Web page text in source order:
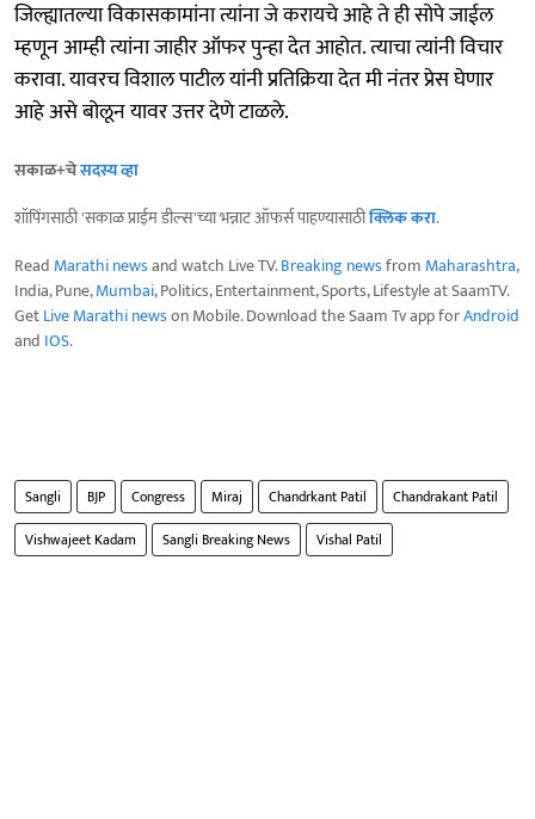
जिल्ह्यातल्या विकासकामांना त्यांना जे करायचे आहे ते ही सोपे जाईल
म्हणून आम्ही त्यांना जाहीर ऑफर पुन्हा देत आहोत. त्याचा त्यांनी विचार
करावा. यावरच विशाल पाटील यांनी प्रतिक्रिया देत मी नंतर प्रेस घेणार
आहे असे बोलून यावर उत्तर देणे टाळले.
सकाळ+चेसदस्य व्हा
शॉपिंगसाठी 'सकाळ प्राईम डील्स'च्या भन्नाट ऑफर्स पाहण्यासाठीक्लिक करा.
Read Marathi newsand watch Live TV.Breaking newsfrom Maharashtra,
India, Pune,Mumbai, Politics, Entertainment, Sports, Lifestyle at SaamTV.
GetLive Marathi newson Mobile. Download the Saam Tv app forAndroid
and IOS.
Sangli BJP Congress Miraj Chandrkant Patil
Chandrakant Patil
Vishwajeet Kadam
Sangli Breaking News Vishal Patil